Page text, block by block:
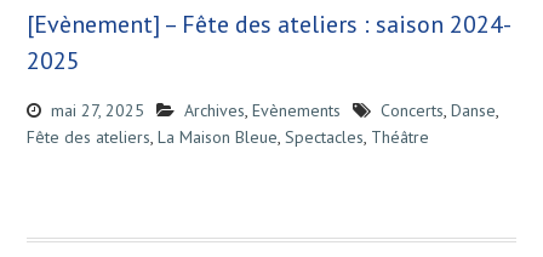
[Evènement] – Fête des ateliers : saison 2024-
2025
mai 27, 2025 Archives, Evènements Concerts, Danse,
Fête des ateliers, La Maison Bleue, Spectacles, Théâtre